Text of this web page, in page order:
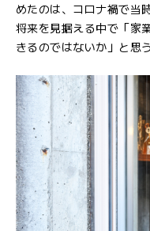
めたのは、コロナ禍で当
将来を見据える中で「家
きるのではないか」と思